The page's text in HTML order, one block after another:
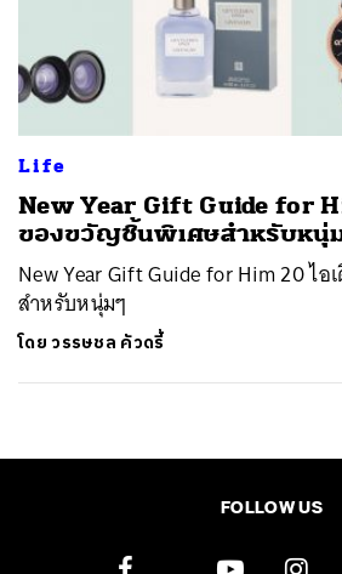
Life
New Year Gift Guide for
ของขวัญชิ้นพิเศษสำหรับหนุ่
New Year Gift Guide for Him 20 ไ
สำหรับหนุ่มๆ
โดยวรรษชล คัวดรี้
FOLLOW US
ค้นหา
SHARE TWEET